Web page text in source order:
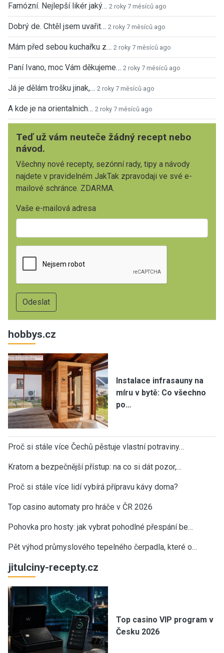
Famózní. Nejlepší likér jaký… 2 roky 7 měsíců ago
Dobrý de. Chtěl jsem uvařit… 2 roky 7 měsíců ago
Mám před sebou kuchařku z… 2 roky 7 měsíců ago
Paní Ivano, moc Vám děkujeme… 2 roky 7 měsíců ago
Já je dělám trošku jinak,… 2 roky 7 měsíců ago
A kde je na orientalnich… 2 roky 7 měsíců ago
Teď už vám neuteče žádný recept nebo
návod.
Všechny nové recepty, sezónní rady, tipy a návody
najdete v pravidelném JakTak zpravodaji ve své e-
mailové schránce. ZDARMA.
Vaše e-mailová adresa
hobbys.cz
Instalace infrasauny na
míru v bytě: Co všechno
po…
Proč si stále více Čechů pěstuje vlastní potraviny…
Kratom a bezpečnější přístup: na co si dát pozor,…
Proč si stále více lidí vybírá přípravu kávy doma?
Top casino automaty pro hráče v ČR 2026
Pohovka pro hosty: jak vybrat pohodlné přespání be…
Pět výhod průmyslového tepelného čerpadla, které o…
jitulciny-recepty.cz
Top casino VIP program v
Česku 2026